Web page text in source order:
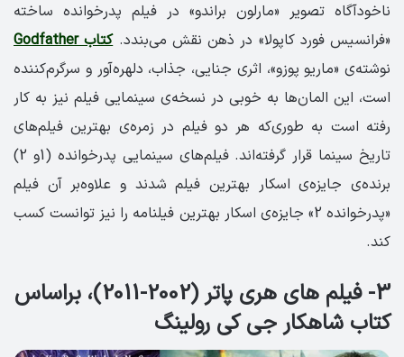
ناخودآگاه تصویر «مارلون براندو» در فیلم پدرخوانده ساخته
«فرانسیس فورد کاپولا» در ذهن نقش می‌بندد.کتاب Godfather
نوشته‌ی «ماریو پوزو»، اثری جنایی، جذاب، دلهره‌آور و سرگرم‌کننده
است، این المان‌ها به خوبی در نسخه‌ی سینمایی فیلم نیز به کار
رفته است به طوری‌که هر دو فیلم در زمره‌ی بهترین فیلم‌های
تاریخ سینما قرار گرفته‌اند. فیلم‌های سینمایی پدرخوانده (1و 2)
برنده‌ی جایزه‌ی اسکار بهترین فیلم شدند و علاوه‌بر آن فیلم
«پدرخوانده 2» جایزه‌ی اسکار بهترین فیلنامه را نیز توانست کسب
کند.
3- فیلم ‌های هری‌ پاتر (2002-2011)، براساس
کتاب شاهکار جی کی رولینگ